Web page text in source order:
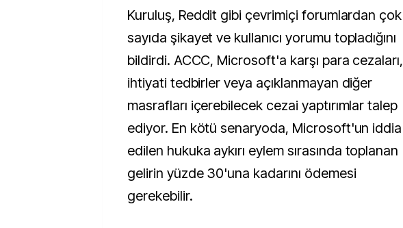
Kuruluş, Reddit gibi çevrimiçi forumlardan çok
sayıda şikayet ve kullanıcı yorumu topladığını
bildirdi. ACCC, Microsoft'a karşı para cezaları,
ihtiyati tedbirler veya açıklanmayan diğer
masrafları içerebilecek cezai yaptırımlar talep
ediyor. En kötü senaryoda, Microsoft'un iddia
edilen hukuka aykırı eylem sırasında toplanan
gelirin yüzde 30'una kadarını ödemesi
gerekebilir.